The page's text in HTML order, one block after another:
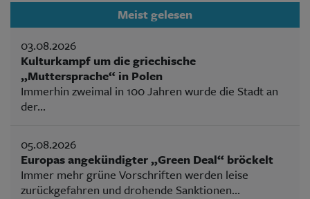
Meist gelesen
03.08.2026
Kulturkampf um die griechische
„Muttersprache“ in Polen
Immerhin zweimal in 100 Jahren wurde die Stadt an
der...
05.08.2026
Europas angekündigter „Green Deal“ bröckelt
Immer mehr grüne Vorschriften werden leise
zurückgefahren und drohende Sanktionen...